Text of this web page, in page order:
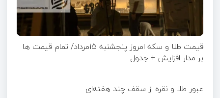
قیمت طلا و سکه امروز پنجشنبه 15مرداد/ تمام قیمت ها
بر مدار افزایش + جدول
عبور طلا و نقره از سقف چند هفته‌ای